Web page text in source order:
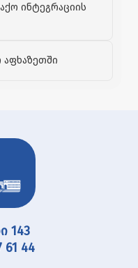
ინტეგრაციის
143
61 44